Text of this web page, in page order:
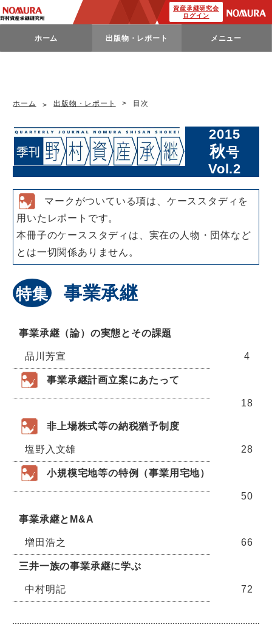
資産承継研究会
ログイン
ホーム 出版物・レポート メニュー
ホーム 出版物・レポート 目次
2015
秋号
Vol.2
マークがついている項は、ケーススタディを
用いたレポートです。
本冊子のケーススタディは、実在の人物・団体など
とは一切関係ありません。
特集 事業承継
事業承継（論）の実態とその課題
品川芳宣 4
事業承継計画立案にあたって
18
非上場株式等の納税猶予制度
塩野入文雄 28
小規模宅地等の特例（事業用宅地）
50
事業承継とM&A
増田浩之 66
三井一族の事業承継に学ぶ
中村明記 72